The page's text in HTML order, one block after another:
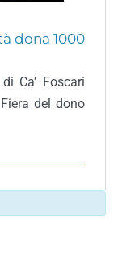
dona 1000
Ca' Foscari
del dono